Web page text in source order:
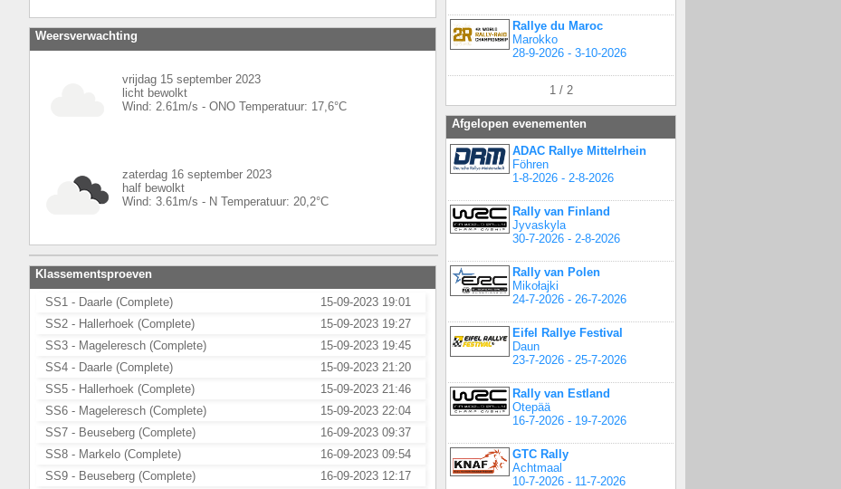
Weersverwachting
vrijdag 15 september 2023
licht bewolkt
Wind: 2.61 m/s - ONO Temperatuur: 17,6°C
zaterdag 16 september 2023
half bewolkt
Wind: 3.61 m/s - N Temperatuur: 20,2°C
Klassementsproeven
SS1 - Daarle (Complete)
15-09-2023 19:01
SS2 - Hallerhoek (Complete)
15-09-2023 19:27
SS3 - Mageleresch (Complete)
15-09-2023 19:45
SS4 - Daarle (Complete)
15-09-2023 21:20
SS5 - Hallerhoek (Complete)
15-09-2023 21:46
SS6 - Mageleresch (Complete)
15-09-2023 22:04
SS7 - Beuseberg (Complete)
16-09-2023 09:37
SS8 - Markelo (Complete)
16-09-2023 09:54
SS9 - Beuseberg (Complete)
16-09-2023 12:17
Rallye du Maroc
Marokko
28-9-2026 - 3-10-2026
1 / 2
Afgelopen evenementen
ADAC Rallye Mittelrhein
Föhren
1-8-2026 - 2-8-2026
Rally van Finland
Jyvaskyla
30-7-2026 - 2-8-2026
Rally van Polen
Mikołajki
24-7-2026 - 26-7-2026
Eifel Rallye Festival
Daun
23-7-2026 - 25-7-2026
Rally van Estland
Otepää
16-7-2026 - 19-7-2026
GTC Rally
Achtmaal
10-7-2026 - 11-7-2026